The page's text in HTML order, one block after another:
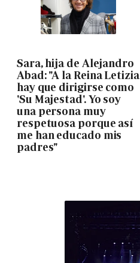
Sara, hija de Alejandro
Abad: "A la Reina Letizia
hay que dirigirse como
'Su Majestad'. Yo soy
una persona muy
respetuosa porque así
me han educado mis
padres"